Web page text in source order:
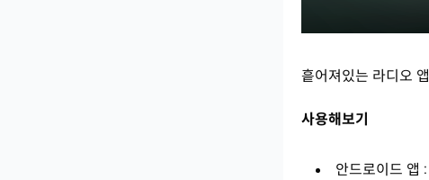
흩어져있는 라디오
사용해보기
안드로이드 앱 :